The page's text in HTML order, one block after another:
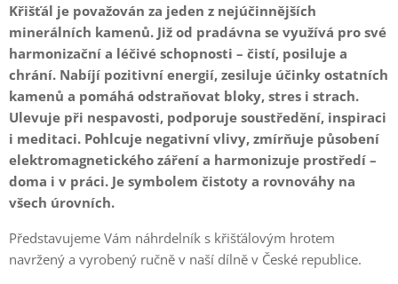
Křišťál je považován za jeden z nejúčinnějších
minerálních kamenů. Již od pradávna se využívá pro své
harmonizační a léčivé schopnosti – čistí, posiluje a
chrání. Nabíjí pozitivní energií, zesiluje účinky ostatních
kamenů a pomáhá odstraňovat bloky, stres i strach.
Ulevuje při nespavosti, podporuje soustředění, inspiraci
i meditaci. Pohlcuje negativní vlivy, zmírňuje působení
elektromagnetického záření a harmonizuje prostředí –
doma i v práci. Je symbolem čistoty a rovnováhy na
všech úrovních.
Představujeme Vám náhrdelník s křišťálovým hrotem
navržený a vyrobený ručně v naší dílně v České republice.